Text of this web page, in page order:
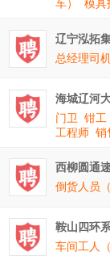
车） 模具
辽宁泓拓
总经理司
海城辽河
门卫
钳工
工程师 销
西柳圆通
倒货人员
鞍山四环
车间工人